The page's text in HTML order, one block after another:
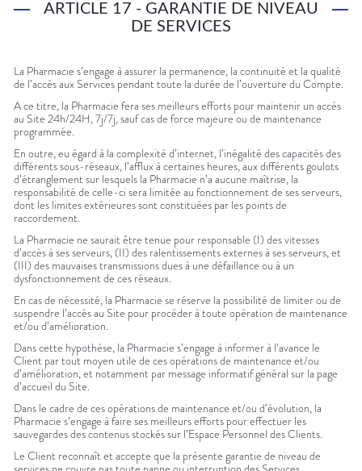
ARTICLE 17 - GARANTIE DE NIVEAU
DE SERVICES
La Pharmacie s’engage à assurer la permanence, la continuité et la qualité
de l’accès aux Services pendant toute la durée de l’ouverture du Compte.
A ce titre, la Pharmacie fera ses meilleurs efforts pour maintenir un accès
au Site 24h/24H, 7j/7j, sauf cas de force majeure ou de maintenance
programmée.
En outre, eu égard à la complexité d’internet, l’inégalité des capacités des
différents sous-réseaux, l’afflux à certaines heures, aux différents goulots
d’étranglement sur lesquels la Pharmacie n’a aucune maîtrise, la
responsabilité de celle-ci sera limitée au fonctionnement de ses serveurs,
dont les limites extérieures sont constituées par les points de
raccordement.
La Pharmacie ne saurait être tenue pour responsable (I) des vitesses
d’accès à ses serveurs, (II) des ralentissements externes à ses serveurs, et
(III) des mauvaises transmissions dues à une défaillance ou à un
dysfonctionnement de ces réseaux.
En cas de nécessité, la Pharmacie se réserve la possibilité de limiter ou de
suspendre l’accès au Site pour procéder à toute opération de maintenance
et/ou d’amélioration.
Dans cette hypothèse, la Pharmacie s’engage à informer à l’avance le
Client par tout moyen utile de ces opérations de maintenance et/ou
d’amélioration, et notamment par message informatif général sur la page
d’accueil du Site.
Dans le cadre de ces opérations de maintenance et/ou d’évolution, la
Pharmacie s’engage à faire ses meilleurs efforts pour effectuer les
sauvegardes des contenus stockés sur l’Espace Personnel des Clients.
Le Client reconnaît et accepte que la présente garantie de niveau de